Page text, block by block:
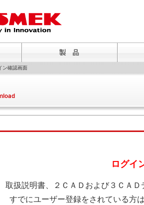
ン確認画面
ログイ
取扱説明書、２ＣＡＤおよび３ＣＡ
すでにユーザー登録をされている方